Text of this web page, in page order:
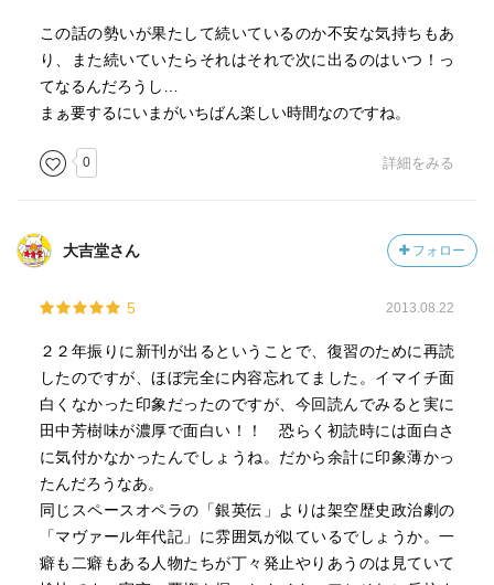
この話の勢いが果たして続いているのか不安な気持ちもあ
り、また続いていたらそれはそれで次に出るのはいつ！っ
てなるんだろうし…
まぁ要するにいまがいちばん楽しい時間なのですね。
0 詳細をみる
大吉堂さん フォロー
5 2013.08.22
２２年振りに新刊が出るということで、復習のために再読
したのですが、ほぼ完全に内容忘れてました。イマイチ面
白くなかった印象だったのですが、今回読んでみると実に
田中芳樹味が濃厚で面白い！！ 恐らく初読時には面白さ
に気付かなかったんでしょうね。だから余計に印象薄かっ
たんだろうなあ。
同じスペースオペラの「銀英伝」よりは架空歴史政治劇の
「マヴァール年代記」に雰囲気が似ているでしょうか。一
癖も二癖もある人物たちが丁々発止やりあうのは見ていて